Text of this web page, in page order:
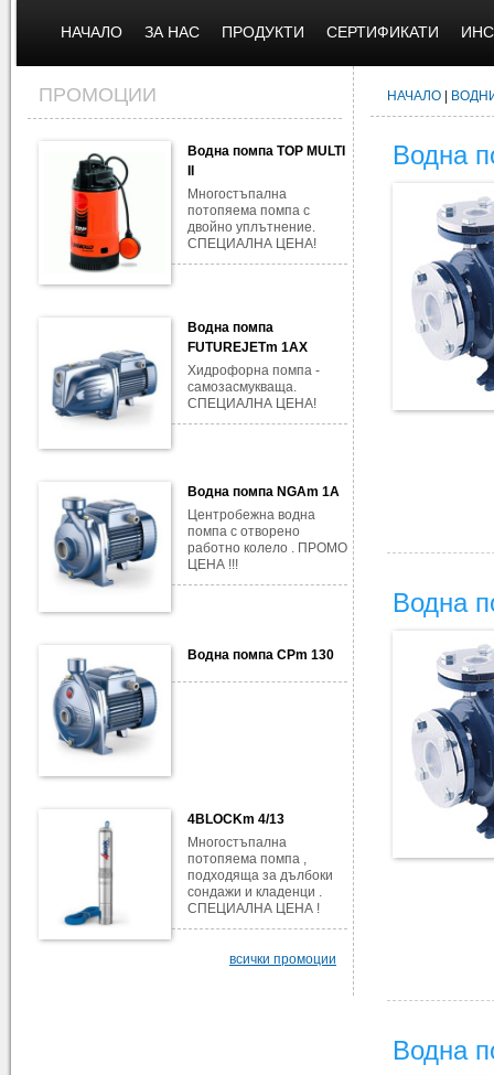
НАЧАЛО ЗА НАС ПРОДУКТИ СЕРТИФИКАТИ
ПРОМОЦИИ
Водна помпа TOP MULTI
Многостъпална
потопяема помпа с
двойно уплътнение.
СПЕЦИАЛНА ЦЕНА!
Водна помпа
FUTUREJETm 1AX
Хидрофорна помпа -
самозасмукваща.
СПЕЦИАЛНА ЦЕНА!
Водна помпа NGAm 1A
Центробежна водна
помпа с отворено
работно колело . ПРОМО
ЦЕНА !!!
Водна помпа CPm 130
4BLOCKm 4/13
Многостъпална
потопяема помпа ,
подходяща за дълбоки
сондажи и кладенци .
СПЕЦИАЛНА ЦЕНА !
всички промоции
НАЧАЛО
Водна
Водна
Водна